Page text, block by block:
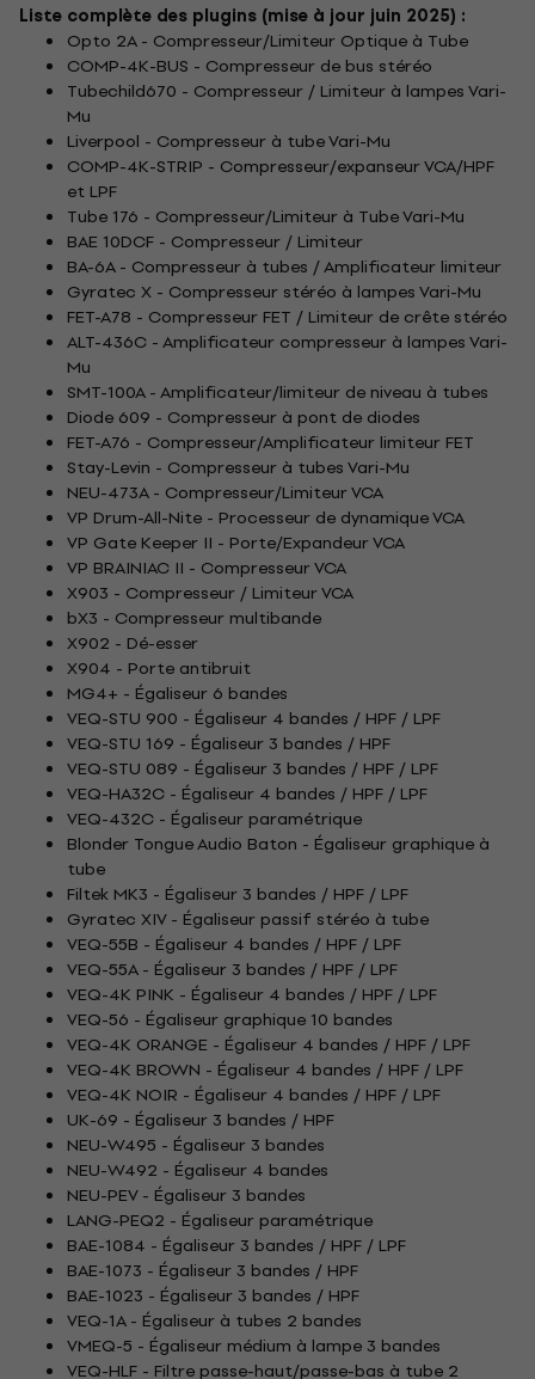
Liste complète des plugins (mise à jour juin 2025) :
Opto 2A - Compresseur/Limiteur Optique à Tube
COMP-4K-BUS - Compresseur de bus stéréo
Tubechild670 - Compresseur / Limiteur à lampes Vari-
Mu
Liverpool - Compresseur à tube Vari-Mu
COMP-4K-STRIP - Compresseur/expanseur VCA/HPF
et LPF
Tube 176 - Compresseur/Limiteur à Tube Vari-Mu
BAE 10DCF - Compresseur / Limiteur
BA-6A - Compresseur à tubes / Amplificateur limiteur
Gyratec X - Compresseur stéréo à lampes Vari-Mu
FET-A78 - Compresseur FET / Limiteur de crête stéréo
ALT-436C - Amplificateur compresseur à lampes Vari-
Mu
SMT-100A - Amplificateur/limiteur de niveau à tubes
Diode 609 - Compresseur à pont de diodes
FET-A76 - Compresseur/Amplificateur limiteur FET
Stay-Levin - Compresseur à tubes Vari-Mu
NEU-473A - Compresseur/Limiteur VCA
VP Drum-All-Nite - Processeur de dynamique VCA
VP Gate Keeper II - Porte/Expandeur VCA
VP BRAINIAC II - Compresseur VCA
X903 - Compresseur / Limiteur VCA
bX3 - Compresseur multibande
X902 - Dé-esser
X904 - Porte antibruit
MG4+ - Égaliseur 6 bandes
VEQ-STU 900 - Égaliseur 4 bandes / HPF / LPF
VEQ-STU 169 - Égaliseur 3 bandes / HPF
VEQ-STU 089 - Égaliseur 3 bandes / HPF / LPF
VEQ-HA32C - Égaliseur 4 bandes / HPF / LPF
VEQ-432C - Égaliseur paramétrique
Blonder Tongue Audio Baton - Égaliseur graphique à
tube
Filtek MK3 - Égaliseur 3 bandes / HPF / LPF
Gyratec XIV - Égaliseur passif stéréo à tube
VEQ-55B - Égaliseur 4 bandes / HPF / LPF
VEQ-55A - Égaliseur 3 bandes / HPF / LPF
VEQ-4K PINK - Égaliseur 4 bandes / HPF / LPF
VEQ-56 - Égaliseur graphique 10 bandes
VEQ-4K ORANGE - Égaliseur 4 bandes / HPF / LPF
VEQ-4K BROWN - Égaliseur 4 bandes / HPF / LPF
VEQ-4K NOIR - Égaliseur 4 bandes / HPF / LPF
UK-69 - Égaliseur 3 bandes / HPF
NEU-W495 - Égaliseur 3 bandes
NEU-W492 - Égaliseur 4 bandes
NEU-PEV - Égaliseur 3 bandes
LANG-PEQ2 - Égaliseur paramétrique
BAE-1084 - Égaliseur 3 bandes / HPF / LPF
BAE-1073 - Égaliseur 3 bandes / HPF
BAE-1023 - Égaliseur 3 bandes / HPF
VEQ-1A - Égaliseur à tubes 2 bandes
VMEQ-5 - Égaliseur médium à lampe 3 bandes
VEQ-HLF - Filtre passe-haut/passe-bas à tube 2